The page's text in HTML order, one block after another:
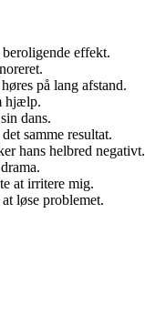
effekt.
på lang afstand.
hjælp.
dans.
samme resultat.
hans helbred negativt.
at irritere mig.
løse problemet.